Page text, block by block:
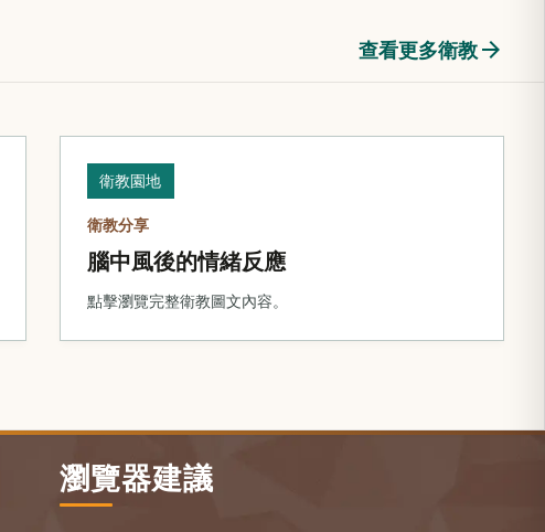
查看更多衛教arrow_forward
衛教園地
衛教分享
腦中風後的情緒反應
點擊瀏覽完整衛教圖文內容。
瀏覽器建議